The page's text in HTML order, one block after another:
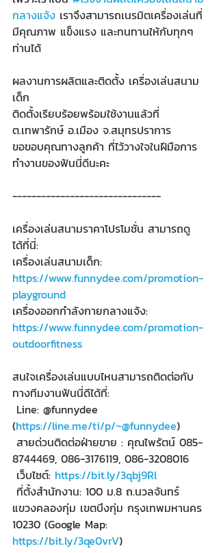
กลางแจ้ง เราจึงสามารถเนรมิตเครื่องเล่นที่
มีคุณภาพ แข็งแรง และทนทานให้กับทุกๆ
ท่านได้
ผลงานการผลิตและติดตั้ง เครื่องเล่นสนาม
เด็ก
ติดตั้งเรียบร้อยพร้อมใช้งานแล้วที่
ต.เทพารักษ์ อ.เมือง จ.สมุทรปราการ
ขอขอบคุณทางลูกค้า ที่ไว้วางใจในฝีมือการ
ทำงานของฟันนี่ดีนะคะ
-------------------------------
เครื่องเล่นสนามราคาโปรโมชั่น สามารถดู
ได้ที่นี่:
เครื่องเล่นสนามเด็ก:
https://www.funnydee.com/promotion-
playground
เครื่องออกกำลังกายกลางแจ้ง:
https://www.funnydee.com/promotion-
outdoorfitness
สนใจเครื่องเล่นแบบไหนสามารถติดต่อกับ
ทางทีมงานฟันนี่ดีได้ที่:
Line: @funnydee
(https://line.me/ti/p/~@funnydee)
สายด่วนติดต่อฝ่ายขาย : คุณไพรัตน์ 085-
8744469, 086-3176119, 086-3208016
เว็บไซต์: https://bit.ly/3qbj9Rl
ที่ตั้งสำนักงาน: 100 ม.8 ถ.นวลจันทร์
แขวงคลองกุ่ม เขตบึงกุ่ม กรุงเทพมหานคร
10230 (Google Map:
https://bit.ly/3qe0vrV)